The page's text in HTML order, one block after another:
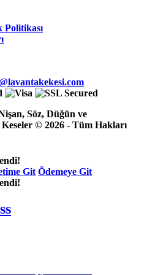
Politikası
Söz, Düğün ve
© 2026 - Tüm Hakları
Git Ödemeye Git